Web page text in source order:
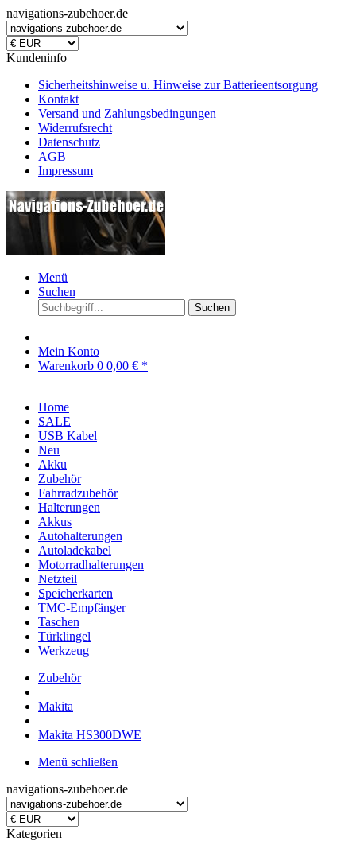
navigations-zubehoer.de
Kundeninfo
Sicherheitshinweise u. Hinweise zur Batterieentsorgung
Kontakt
Versand und Zahlungsbedingungen
Widerrufsrecht
Datenschutz
AGB
Impressum
Menü
Suchen
Suchen
Mein Konto
Warenkorb 0 0,00 € *
Home
SALE
USB Kabel
Neu
Akku
Zubehör
Fahrradzubehör
Halterungen
Akkus
Autohalterungen
Autoladekabel
Motorradhalterungen
Netzteil
Speicherkarten
TMC-Empfänger
Taschen
Türklingel
Werkzeug
Zubehör
Makita
Makita HS300DWE
Menü schließen
navigations-zubehoer.de
Kategorien